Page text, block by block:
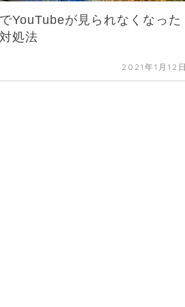
YouTubeが見られなくなった
処法
2021年1月12